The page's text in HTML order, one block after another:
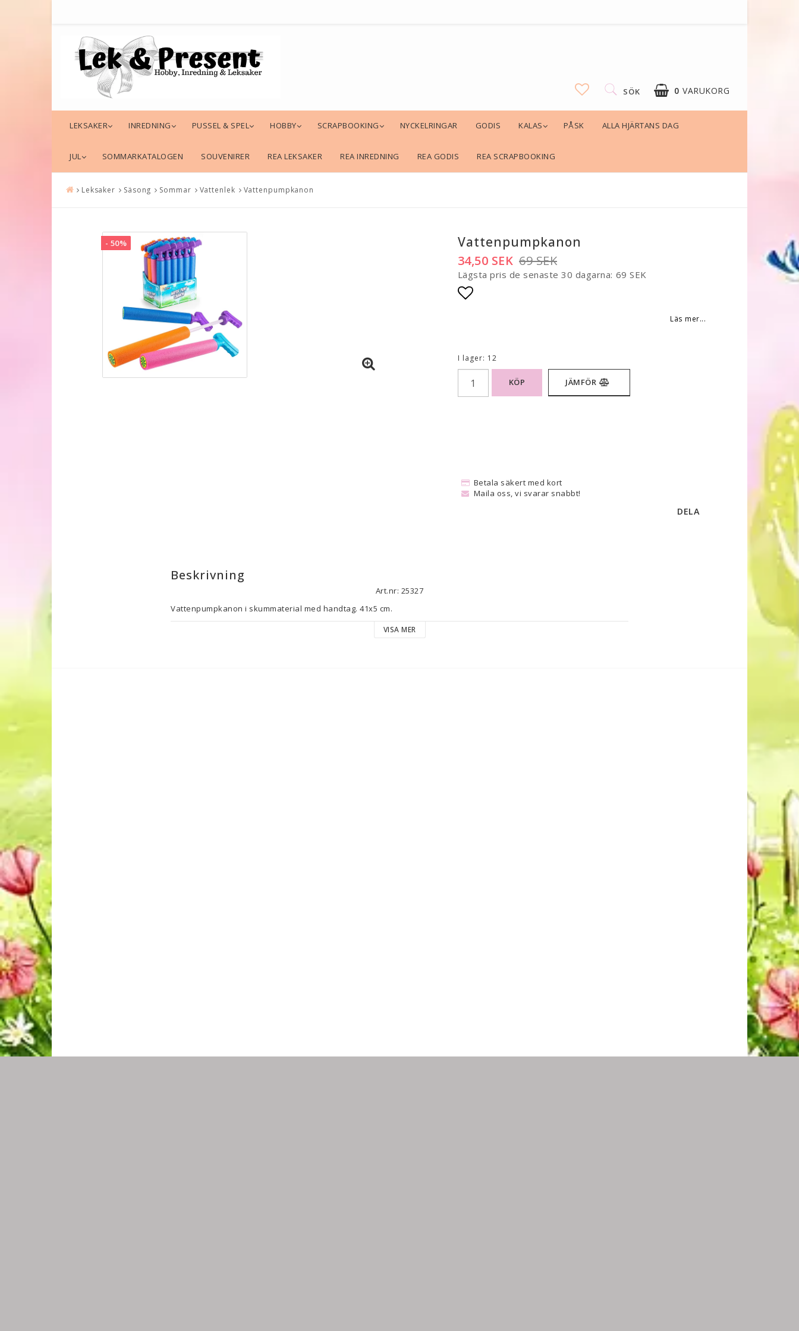
0 VARUKORG
DIN VARUKORG ÄR TOM
SÖK
LEKSAKER INREDNING PUSSEL & SPEL HOBBY SCRAPBOOKING NYCKELRINGAR GODIS KALAS PÅSK ALLA HJÄRTANS DAG
JUL SOMMARKATALOGEN SOUVENIRER REA LEKSAKER REA INREDNING REA GODIS REA SCRAPBOOKING
Leksaker Säsong Sommar Vattenlek Vattenpumpkanon
- 50% Vattenpumpkanon
69 SEK
34,50 SEK
Lägsta pris de senaste 30 dagarna 69 SEK
Läs mer...
I lager: 12
KÖP JÄMFÖR
Betala säkert med kort
Maila oss, vi svarar snabbt!
DELA
Beskrivning
Art.nr: 25327
Vattenpumpkanon i skummaterial med handtag. 41x5 cm.
VISA MER